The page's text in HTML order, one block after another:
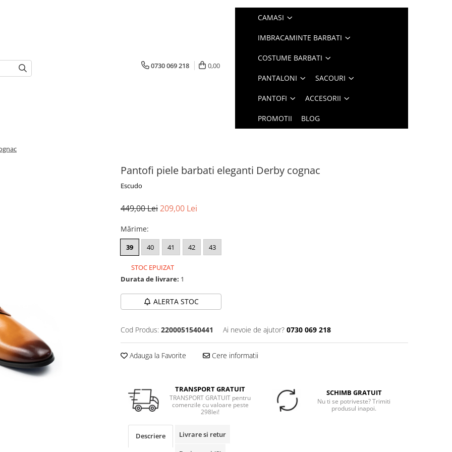
0730 069 218 0,00
CAMASI
IMBRACAMINTE BARBATI
COSTUME BARBATI
PANTALONI SACOURI
PANTOFI ACCESORII
PROMOTII BLOG
Pantofi piele barbati eleganti Derby cognac
Escudo
449,00 Lei209,00 Lei
Mărime:
39 40 41 42 43
STOC EPUIZAT
Durata de livrare: 1
ALERTA STOC
Cod Produs: 2200051540441 Ai nevoie de ajutor? 0730 069 218
Adauga la Favorite Cere informatii
TRANSPORT GRATUIT
TRANSPORT GRATUIT pentru
comenzile cu valoare peste
298lei!
SCHIMB GRATUIT
Nu ti se potriveste? Trimiti
produsul inapoi.
Descriere Livrare si retur